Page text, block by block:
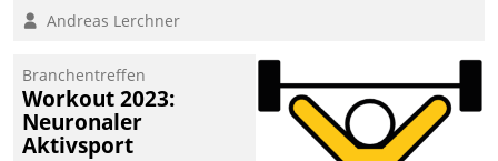
Andreas Lerchner
Branchentreffen
Workout 2023:
Neuronaler
Aktivsport